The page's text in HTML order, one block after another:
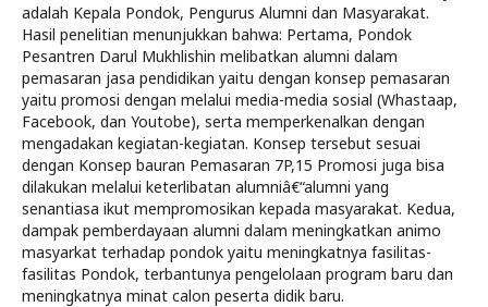
adalah Kepala Pondok, Pengurus Alumni dan Masyarakat.
Hasil penelitian menunjukkan bahwa: Pertama, Pondok
Pesantren Darul Mukhlishin melibatkan alumni dalam
pemasaran jasa pendidikan yaitu dengan konsep pemasaran
yaitu promosi dengan melalui media-media sosial (Whastaap,
Facebook, dan Youtobe), serta memperkenalkan dengan
mengadakan kegiatan-kegiatan. Konsep tersebut sesuai
dengan Konsep bauran Pemasaran 7P,15 Promosi juga bisa
dilakukan melalui keterlibatan alumniâ€“alumni yang
senantiasa ikut mempromosikan kepada masyarakat. Kedua,
dampak pemberdayaan alumni dalam meningkatkan animo
masyarkat terhadap pondok yaitu meningkatnya fasilitas-
fasilitas Pondok, terbantunya pengelolaan program baru dan
meningkatnya minat calon peserta didik baru.